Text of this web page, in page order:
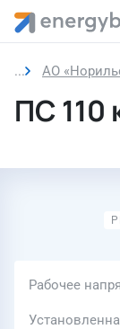
АО «Норильско-
ПС 110
Рабочее